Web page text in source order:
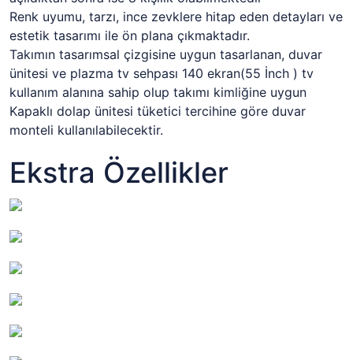
Renk uyumu, tarzı, ince zevklere hitap eden detayları ve
estetik tasarımı ile ön plana çıkmaktadır.
Takımın tasarımsal çizgisine uygun tasarlanan, duvar
ünitesi ve plazma tv sehpası 140 ekran(55 İnch ) tv
kullanım alanına sahip olup takımı kimliğine uygun
Kapaklı dolap ünitesi tüketici tercihine göre duvar
monteli kullanılabilecektir.
Ekstra Özellikler